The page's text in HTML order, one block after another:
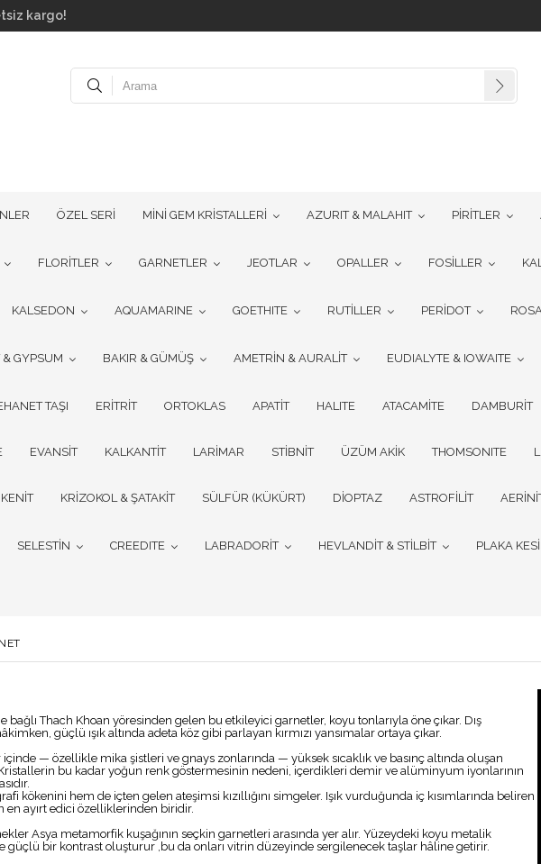
kargo!
ÖZEL SERİ MİNİ GEM KRİSTALLERİ AZURIT & MALAHIT PİRİTLER
FLORİTLER GARNETLER JEOTLAR OPALLER FOSİLLER
KALSEDON AQUAMARINE GOETHITE RUTİLLER PERİDOT
& GYPSUM BAKIR & GÜMÜŞ AMETRİN & AURALİT EUDIALYTE & IOWAITE
TAŞI ERİTRİT ORTOKLAS APATİT HALITE ATACAMİTE DAMBURİT
EVANSİT KALKANTİT LARİMAR STİBNİT ÜZÜM AKİK THOMSONITE
KRİZOKOL & ŞATAKİT SÜLFÜR (KÜKÜRT) DİOPTAZ ASTROFİLİT
SELESTİN CREEDITE LABRADORİT HEVLANDİT & STİLBİT PLAKA
bağlı Thach Khoan yöresinden gelen bu etkileyici garnetler, koyu tonlarıyla öne çıkar. Dış
güçlü ışık altında adeta köz gibi parlayan kırmızı yansımalar ortaya çıkar.
— özellikle mika şistleri ve gnays zonlarında — yüksek sıcaklık ve basınç altında oluşan
bu kadar yoğun renk göstermesinin nedeni, içerdikleri demir ve alüminyum iyonlarının
kökenini hem de içten gelen ateşimsi kızıllığını simgeler. Işık vurduğunda iç kısımlarında beliren
en ayırt edici özelliklerinden biridir.
Asya metamorfik kuşağının seçkin garnetleri arasında yer alır. Yüzeydeki koyu metalik
güçlü bir kontrast oluşturur ,bu da onları vitrin düzeyinde sergilenecek taşlar hâline getirir.